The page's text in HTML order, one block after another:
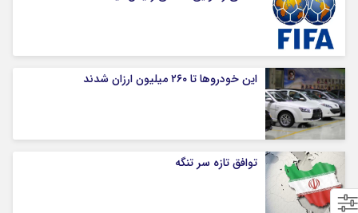
این خودروها تا ۲۶۰ میلیون ارزان شدند
توافق تازه سر تنگه